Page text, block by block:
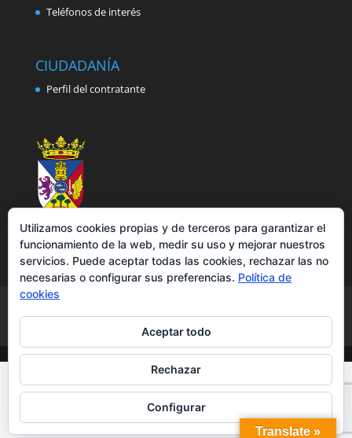
Teléfonos de interés
CIUDADANÍA
Perfil del contratante
Política de cookies
Accesibilidad
Translate »
Utilizamos cookies propias y de terceros para garantizar el
funcionamiento de la web, medir su uso y mejorar nuestros
servicios. Puede aceptar todas las cookies, rechazar las no
necesarias o configurar sus preferencias. Política de
cookies
Aceptar todo
Rechazar
Configurar